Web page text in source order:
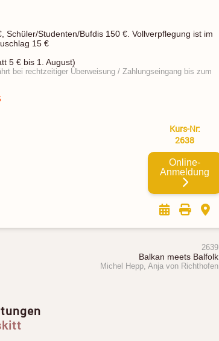
Schüler/Studenten/Bufdis 150 €. Vollverpflegung ist im
15 €
5 € bis 1. August)
bei rechtzeitiger Überweisung / Zahlungseingang bis zum
Kurs-Nr:
2638
Online-
Anmeldung
2639
Balkan meets Balfolk
Michel Hepp, Anja von Richthofen